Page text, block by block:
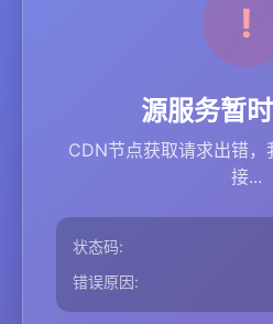
源服务暂
CDN节点获取请求出错，
接...
状态码:
错误原因: